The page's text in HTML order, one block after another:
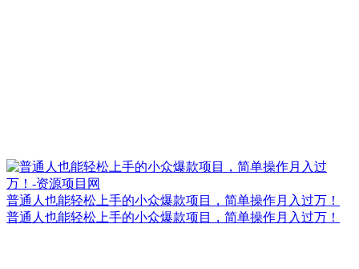
普通人也能轻松上手的小众爆款项目，简单操作月入过万！
普通人也能轻松上手的小众爆款项目，简单操作月入过万！